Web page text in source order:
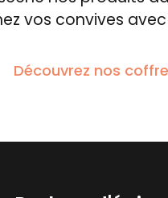
vos convives
Découvrez nos